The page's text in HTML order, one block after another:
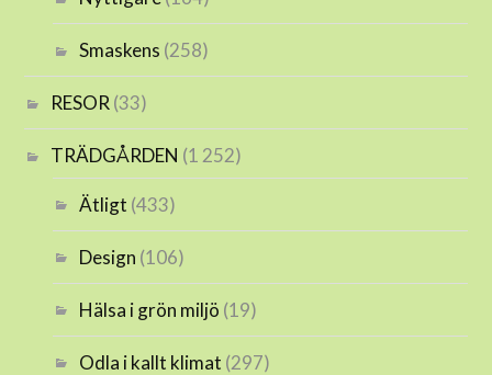
Smaskens (258)
RESOR(33)
TRÄDGÅRDEN (1 252)
Ätligt (433)
Design (106)
Hälsa i grön miljö (19)
Odla i kallt klimat (297)